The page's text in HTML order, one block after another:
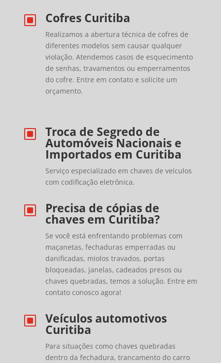
W Cofres Curitiba
Realizamos a abertura técnica de cofres de
diferentes modelos sem causar qualquer
violação. Atendemos casos de esquecimento
de senhas, travamentos ou emperramentos
do cofre. Entre em contato e solicite um
orçamento.
W Troca de Segredo de
Automóveis Nacionais e
Importados em Curitiba
Serviço especializado em chaves de veículos
com codificação eletrônica.
W Precisa de cópias de
chaves em Curitiba?
Se você está enfrentando problemas com
maçanetas, fechaduras emperradas ou
danificadas, miolos travados, portas
bloqueadas, janelas, cadeados presos ou
chaves quebradas, temos a solução. Entre em
contato conosco agora!
W Veículos automotivos
Curitiba
Para situações como chaves quebradas
dentro da fechadura, trancamento do carro